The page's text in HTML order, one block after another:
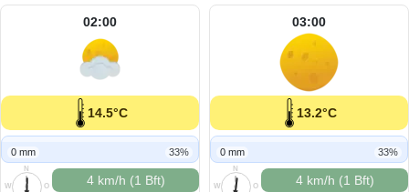
02:00
14.5°C
0 mm 33%
N
O
W
4 km/h (1 Bft)
03:00
13.2°C
0 mm 33%
N
O
W
4 km/h (1 Bft)